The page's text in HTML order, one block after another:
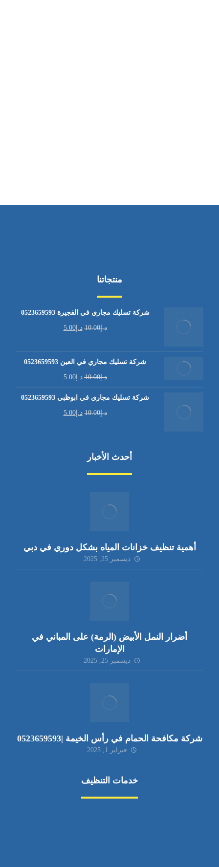
منتجاتنا
شركة تسليك مجاري في الفجيرة 0523659593
د.إ10.00 د.إ5.00
شركة تسليك مجاري في العين 0523659593
د.إ10.00 د.إ5.00
شركة تسليك مجاري في ابوظبي 0523659593
د.إ10.00 د.إ5.00
أحدث الأخبار
أهمية تنظيف خزانات المياه بشكل دوري في دبي
ديسمبر 25, 2025
أضرار النمل الأبيض (الرمة) على المباني في
الإمارات
ديسمبر 25, 2025
شركة مكافحة الحمام في رأس الخيمة |0523659593
فبراير 1, 2025
خدمات التنظيف